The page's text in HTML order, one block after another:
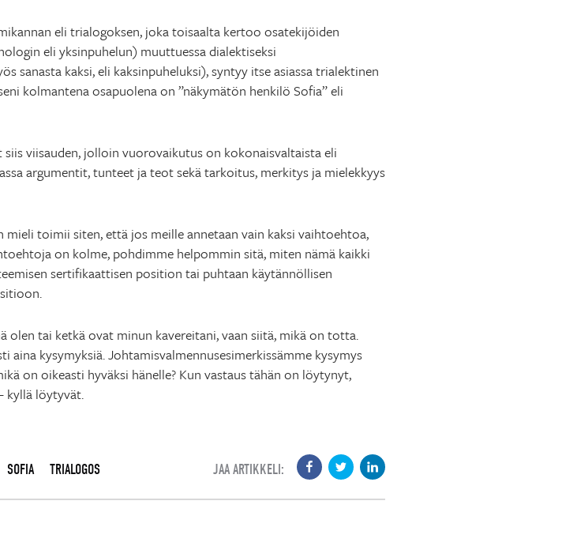
eli trialogoksen, joka toisaalta kertoo osatekijöiden
eli yksinpuhelun) muuttuessa dialektiseksi
sanasta kaksi, eli kaksinpuheluksi), syntyy itse asiassa trialektinen
kolmantena osapuolena on ”näkymätön henkilö Sofia” eli
viisauden, jolloin vuorovaikutus on kokonais­valtaista eli
argumentit, tunteet ja teot sekä tarkoitus, merkitys ja mielekkyys
toimii siten, että jos meille annetaan vain kaksi vaihtoehtoa,
on kolme, pohdimme helpommin sitä, miten nämä kaikki
sertifikaattisen position tai puhtaan käytännöllisen
olen tai ketkä ovat minun kavereitani, vaan siitä, mikä on totta.
kysymyksiä. Johtamisvalmennusesimerkissämme kysymys
on oikeasti hyväksi hänelle? Kun vastaus tähän on löytynyt,
kyllä löytyvät.
SOFIA TRIALOGOS JAA ARTIKKELI: